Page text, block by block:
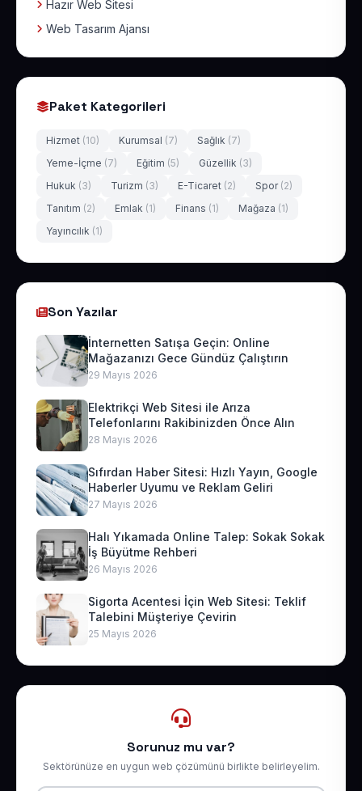
Hazır Web Sitesi
Web Tasarım Ajansı
Paket Kategorileri
Hizmet (10) Kurumsal (7) Sağlık (7)
Yeme-İçme (7) Eğitim (5) Güzellik (3)
Hukuk (3) Turizm (3) E-Ticaret (2) Spor (2)
Tanıtım (2) Emlak (1) Finans (1) Mağaza (1)
Yayıncılık (1)
Son Yazılar
İnternetten Satışa Geçin: Online
Mağazanızı Gece Gündüz Çalıştırın
29 Mayıs 2026
Elektrikçi Web Sitesi ile Arıza
Telefonlarını Rakibinizden Önce Alın
28 Mayıs 2026
Sıfırdan Haber Sitesi: Hızlı Yayın, Google
Haberler Uyumu ve Reklam Geliri
27 Mayıs 2026
Halı Yıkamada Online Talep: Sokak Sokak
İş Büyütme Rehberi
26 Mayıs 2026
Sigorta Acentesi İçin Web Sitesi: Teklif
Talebini Müşteriye Çevirin
25 Mayıs 2026
Sorunuz mu var?
Sektörünüze en uygun web çözümünü birlikte belirleyelim.